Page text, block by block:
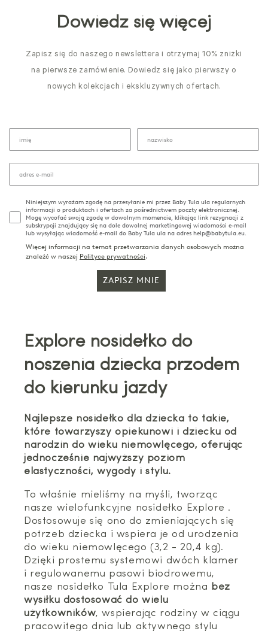
Dowiedz się więcej
Zapisz się do naszego newslettera i otrzymaj 10% zniżki
na pierwsze zamówienie. Dowiedz się jako pierwszy o
nowych kolekcjach i ekskluzywnych ofertach.
Niniejszym wyrażam zgodę na przesyłanie mi przez Baby Tula ula regularnych
informacji o produktach i ofertach za pośrednictwem poczty elektronicznej.
Mogę wycofać swoją zgodę w dowolnym momencie, klikając link rezygnacji z
subskrypcji znajdujący się na dole dowolnej marketingowej wiadomości e-mail
lub wysyłając wiadomość e-mail do Baby Tula ula na adres help@babytula.eu.
Więcej informacji na temat przetwarzania danych osobowych można
znaleźć w naszej Polityce prywatności.
ZAPISZ MNIE
Explore nosidełko do
noszenia dziecka przodem
do kierunku jazdy
Najlepsze nosidełko dla dziecka to takie,
które towarzyszy opiekunowi i dziecku od
narodzin do wieku niemowlęcego, oferując
jednocześnie najwyższy poziom
elastyczności, wygody i stylu.
To właśnie mieliśmy na myśli, tworząc
nasze wielofunkcyjne nosidełko Explore .
Dostosowuje się ono do zmieniających się
potrzeb dziecka i wspiera je od urodzenia
do wieku niemowlęcego (3,2 - 20,4 kg).
Dzięki prostemu systemowi dwóch klamer
i regulowanemu pasowi biodrowemu,
nasze nosidełko Tula Explore można bez
wysiłku dostosować do wielu
użytkowników, wspierając rodziny w ciągu
pracowitego dnia lub aktywnego stylu